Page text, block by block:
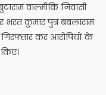
वाल्मीकि निवासी
भरत कुमार पुत्र बबलाराम
गिरफ्तार कर आरोपियों के